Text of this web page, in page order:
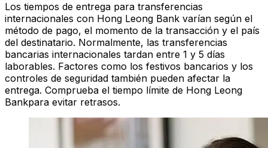
Los tiempos de entrega para transferencias
internacionales con Hong Leong Bank varían según el
método de pago, el momento de la transacción y el país
del destinatario. Normalmente, las transferencias
bancarias internacionales tardan entre 1 y 5 días
laborables. Factores como los festivos bancarios y los
controles de seguridad también pueden afectar la
entrega. Comprueba el tiempo límite de Hong Leong
Bankpara evitar retrasos.